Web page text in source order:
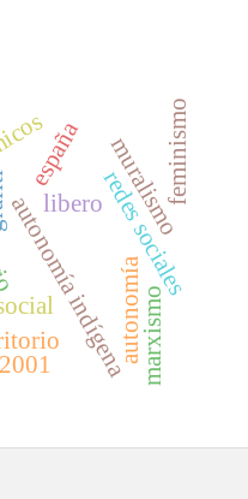
libero
autonomía indígenaautonomía
redes sociales
muralismo
marxismo
españa feminismo